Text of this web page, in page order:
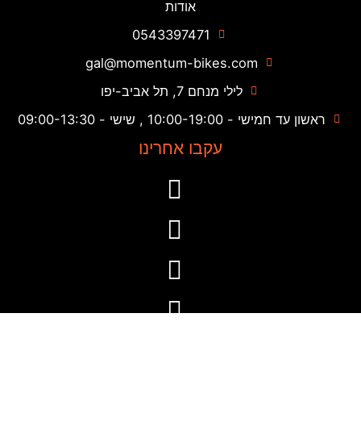
אודות
0543397471
gal@momentum-bikes.com
לילי מנחם 7, תל אביב-יפו
ראשון עד חמישי - 10:00-19:00 , שישי - 09:00-13:30
עקבו אחרינו